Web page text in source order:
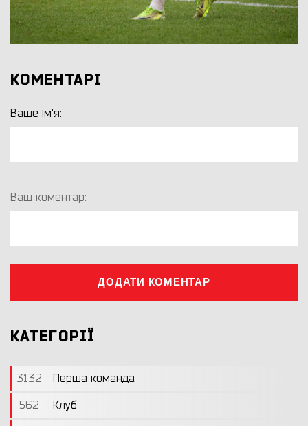
КОМЕНТАРІ
Ваше ім'я:
Ваш коментар:
ДОДАТИ КОМЕНТАР
КАТЕГОРІЇ
3132
Перша команда
562
Клуб